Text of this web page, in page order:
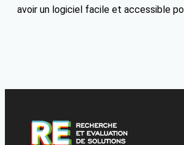
avoir un logiciel facile et accessible